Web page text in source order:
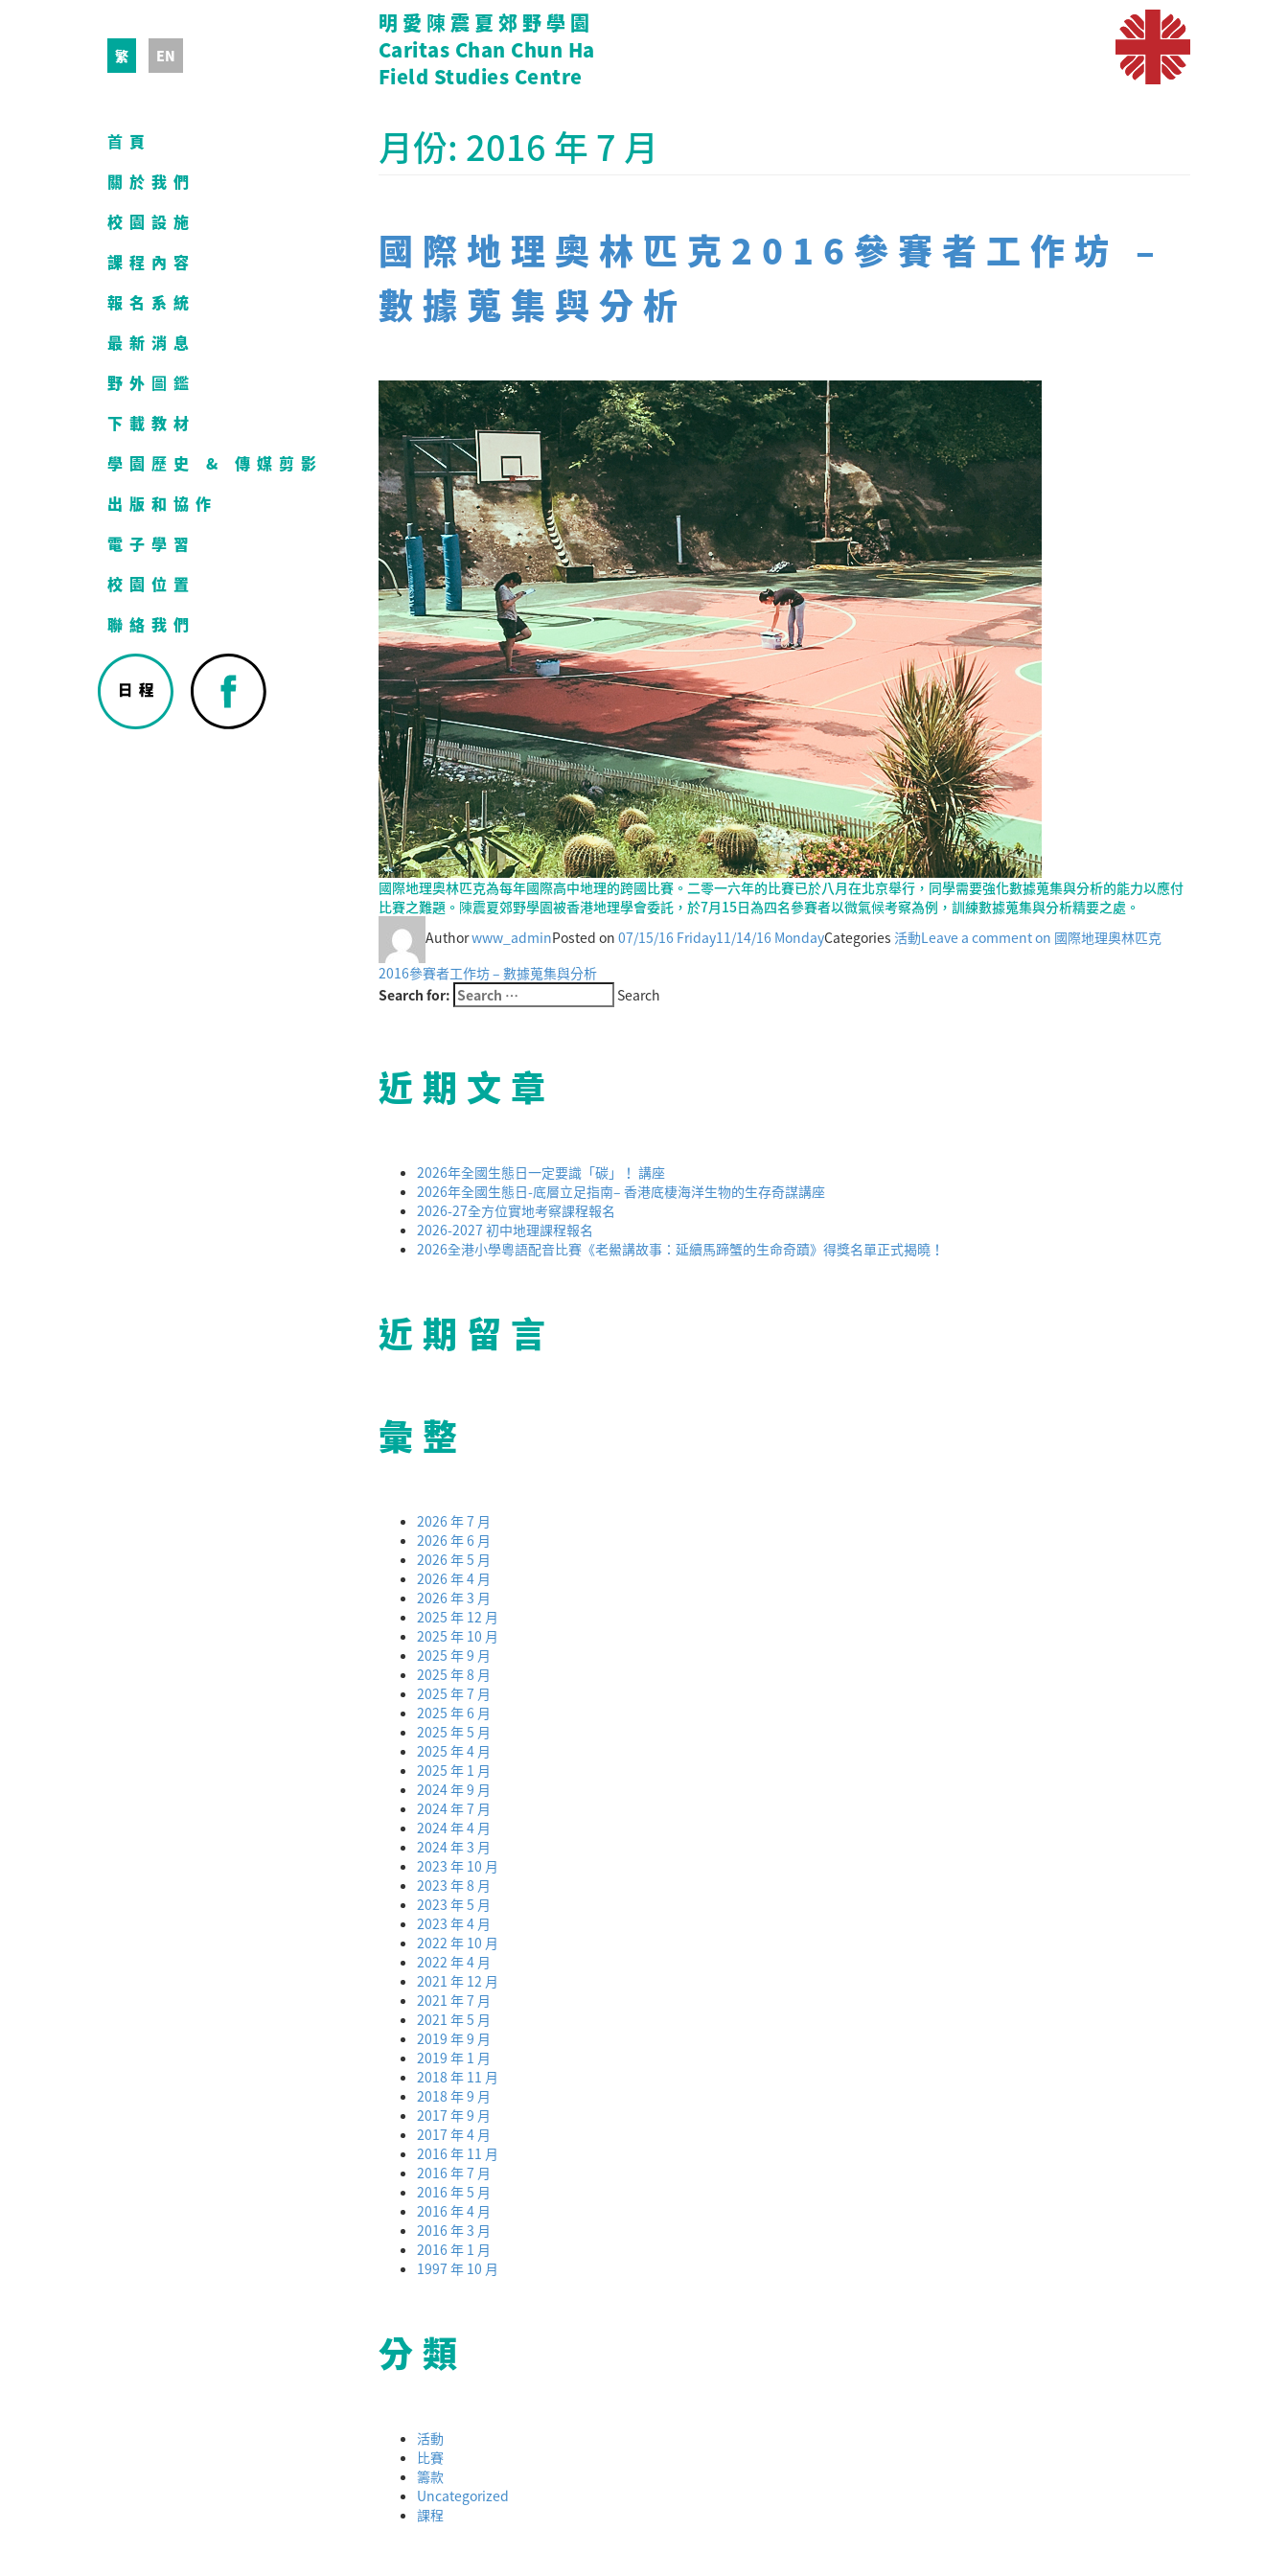
繁 EN
首頁
關於我們
校園設施
課程內容
報名系統
最新消息
野外圖鑑
下載教材
學園歷史 & 傳媒剪影
出版和協作
電子學習
校園位置
聯絡我們
明愛陳震夏郊野學園
Caritas Chan Chun Ha
Field Studies Centre
月份: 2016 年 7 月
國際地理奧林匹克2016參賽者工作坊 –
數據蒐集與分析
國際地理奧林匹克為每年國際高中地理的跨國比賽。二零一六年的比賽已於八月在北京舉行，同學需要強化數據蒐集與分析的能力以應付
比賽之難題。陳震夏郊野學園被香港地理學會委託，於7月15日為四名參賽者以微氣候考察為例，訓練數據蒐集與分析精要之處。
Authorwww_adminPosted on 07/15/16 Friday11/14/16 MondayCategories 活動Leave a commenton 國際地理奧林匹克
2016參賽者工作坊 – 數據蒐集與分析
Search for:
Search
近期文章
2026年全國生態日一定要識「碳」！ 講座
2026年全國生態日-底層立足指南– 香港底棲海洋生物的生存奇謀講座
2026-27全方位實地考察課程報名
2026-2027 初中地理課程報名
2026全港小學粵語配音比賽《老鱟講故事：延續馬蹄蟹的生命奇蹟》得獎名單正式揭曉！
近期留言
彙整
2026 年 7 月
2026 年 6 月
2026 年 5 月
2026 年 4 月
2026 年 3 月
2025 年 12 月
2025 年 10 月
2025 年 9 月
2025 年 8 月
2025 年 7 月
2025 年 6 月
2025 年 5 月
2025 年 4 月
2025 年 1 月
2024 年 9 月
2024 年 7 月
2024 年 4 月
2024 年 3 月
2023 年 10 月
2023 年 8 月
2023 年 5 月
2023 年 4 月
2022 年 10 月
2022 年 4 月
2021 年 12 月
2021 年 7 月
2021 年 5 月
2019 年 9 月
2019 年 1 月
2018 年 11 月
2018 年 9 月
2017 年 9 月
2017 年 4 月
2016 年 11 月
2016 年 7 月
2016 年 5 月
2016 年 4 月
2016 年 3 月
2016 年 1 月
1997 年 10 月
分類
活動
比賽
籌款
Uncategorized
課程